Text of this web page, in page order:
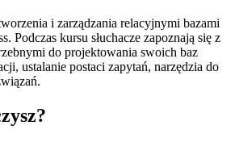
i zarządzania relacyjnymi bazami
Podczas kursu słuchacze zapoznają się z
do projektowania swoich baz
ustalanie postaci zapytań, narzędzia do